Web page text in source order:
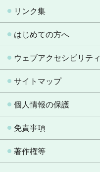
リンク集
はじめての方へ
ウェブアクセシビリティ
サイトマップ
個人情報の保護
免責事項
著作権等